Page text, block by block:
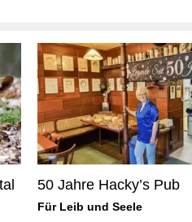
50 Jahre Hacky’s Pub
Für Leib und Seele